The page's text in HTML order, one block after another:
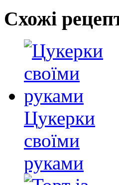
Схожі
Цукерки
своїми
руками